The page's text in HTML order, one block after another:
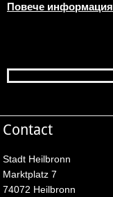
Повече информация
Contact
Stadt Heilbronn
Marktplatz 7
74072 Heilbronn